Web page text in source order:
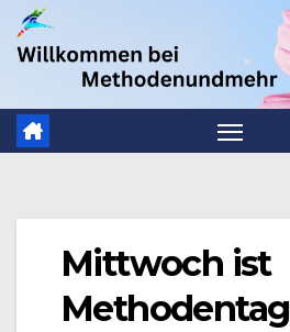
Zum
Inhalt
.
Mittwoch ist
Methodentag